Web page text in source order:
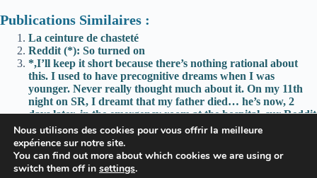
Publications Similaires :
La ceinture de chasteté
Reddit (*): So turned on
*,I’ll keep it short because there’s nothing rational about
this. I used to have precognitive dreams when I was
younger. Never really thought much about it. On my 11th
night on SR, I dreamt that my father died… he’s now, 2
days later, in the emergency room at the hospital. sur Reddit
*; One year’s gone, and it felt like he deserved a final
reminder of what he’s been missing out on—and never get
back: Happy Anniversary!
Nous utilisons des cookies pour vous offrir la meilleure
expérience sur notre site.
You can find out more about which cookies we are using or
switch them off in settings.